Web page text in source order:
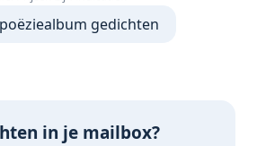
gedichten
in je mailbox?